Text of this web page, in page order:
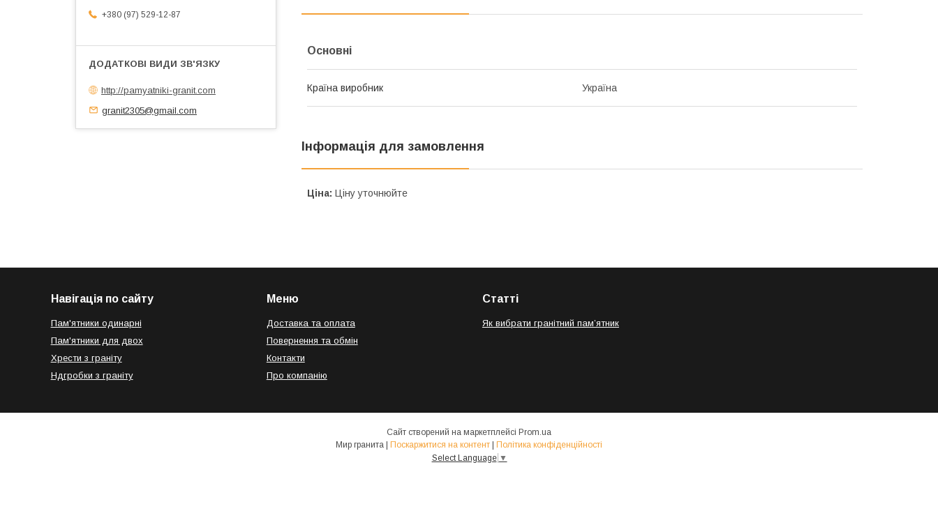
Основні
Країна виробник Україна
Інформація для замовлення
Ціна: Ціну уточнюйте
+380 (97) 529-12-87
http://pamyatniki-granit.com
granit2305@gmail.com
Навігація по сайту
Пам'ятники одинарні
Пам'ятники для двох
Хрести з граніту
Ндгробки з граніту
Меню
Доставка та оплата
Повернення та обмін
Контакти
Про компанію
Статті
Як вибрати гранітний пам’ятник
Сайт створений на маркетплейсі Prom.ua
Поскаржитися на контент
Політика конфіденційності
Select Language ▼